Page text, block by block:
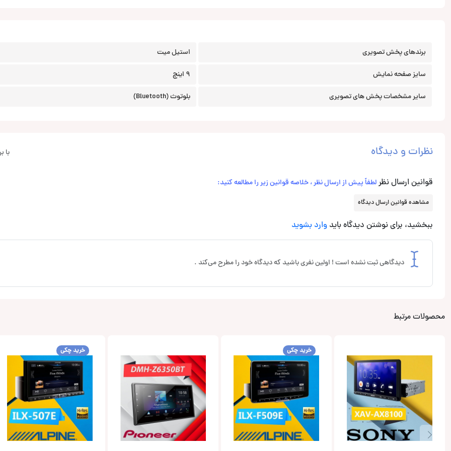
برندهای پخش تصویری استیل میت
سایز صفحه نمایش 9 اینچ
سایر مشخصات پخش های تصویری بلوتوث (Bluetooth)
نظرات و دیدگاه با
قوانین ارسال نظرلطفاً پیش از ارسال نظر ، خلاصه قوانین زیر را مطالعه کنید:
مشاهده قوانین ارسال دیدگاه
ببخشید، برای نوشتن دیدگاه باید وارد بشوید
دیدگاهی ثبت نشده است ! اولین نفری باشید که دیدگاه خود را مطرح می‌کند .
محصولات مرتبط
خرید چکی خرید چکی